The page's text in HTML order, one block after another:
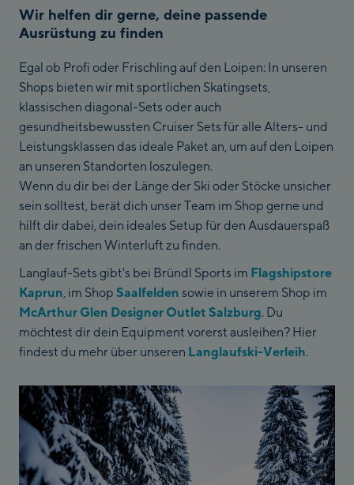
Wir helfen dir gerne, deine passende
Ausrüstung zu finden
Egal ob Profi oder Frischling auf den Loipen: In unseren
Shops bieten wir mit sportlichen Skatingsets,
klassischen diagonal-Sets oder auch
gesundheitsbewussten Cruiser Sets für alle Alters- und
Leistungsklassen das ideale Paket an, um auf den Loipen
an unseren Standorten loszulegen.
Wenn du dir bei der Länge der Ski oder Stöcke unsicher
sein solltest, berät dich unser Team im Shop gerne und
hilft dir dabei, dein ideales Setup für den Ausdauerspaß
an der frischen Winterluft zu finden.
Langlauf-Sets gibt's bei Bründl Sports im Flagshipstore
Kaprun , im Shop Saalfelden sowie in unserem Shop im
McArthur Glen Designer Outlet Salzburg. Du
möchtest dir dein Equipment vorerst ausleihen? Hier
findest du mehr über unseren Langlaufski-Verleih.